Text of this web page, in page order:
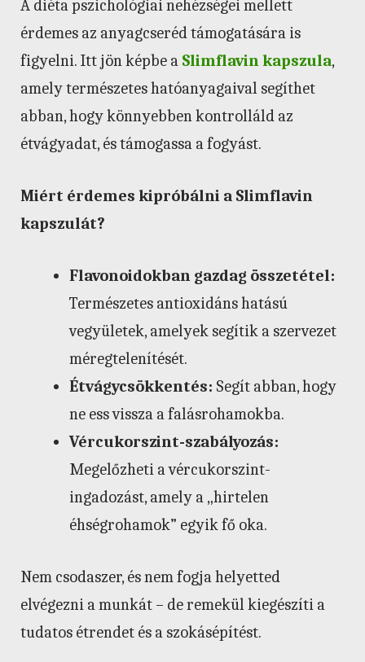
A diéta pszichológiai nehézségei mellett
érdemes az anyagcseréd támogatására is
figyelni. Itt jön képbe a Slimflavin kapszula,
amely természetes hatóanyagaival segíthet
abban, hogy könnyebben kontrolláld az
étvágyadat, és támogassa a fogyást.
Miért érdemes kipróbálni a Slimflavin
kapszulát?
Flavonoidokban gazdag összetétel:
Természetes antioxidáns hatású
vegyületek, amelyek segítik a szervezet
méregtelenítését.
Étvágycsökkentés: Segít abban, hogy
ne ess vissza a falásrohamokba.
Vércukorszint-szabályozás:
Megelőzheti a vércukorszint-
ingadozást, amely a „hirtelen
éhségrohamok” egyik fő oka.
Nem csodaszer, és nem fogja helyetted
elvégezni a munkát – de remekül kiegészíti a
tudatos étrendet és a szokásépítést.